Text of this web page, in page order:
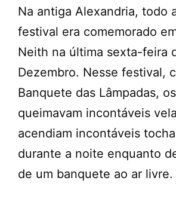
Na antiga Alexandria, todo
festival era comemorado
Neith na última sexta-feira
Dezembro. Nesse festival,
Banquete das Lâmpadas,
queimavam incontáveis
acendiam incontáveis
durante a noite enquanto
de um banquete ao ar livre.